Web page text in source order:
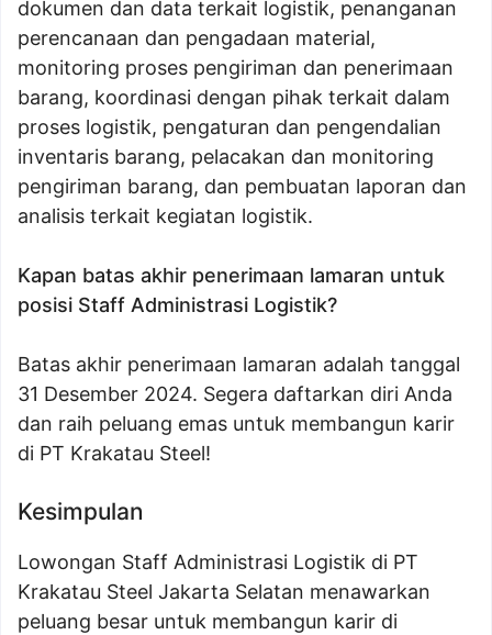
dokumen dan data terkait logistik, penanganan
perencanaan dan pengadaan material,
monitoring proses pengiriman dan penerimaan
barang, koordinasi dengan pihak terkait dalam
proses logistik, pengaturan dan pengendalian
inventaris barang, pelacakan dan monitoring
pengiriman barang, dan pembuatan laporan dan
analisis terkait kegiatan logistik.
Kapan batas akhir penerimaan lamaran untuk
posisi Staff Administrasi Logistik?
Batas akhir penerimaan lamaran adalah tanggal
31 Desember 2024. Segera daftarkan diri Anda
dan raih peluang emas untuk membangun karir
di PT Krakatau Steel!
Kesimpulan
Lowongan Staff Administrasi Logistik di PT
Krakatau Steel Jakarta Selatan menawarkan
peluang besar untuk membangun karir di